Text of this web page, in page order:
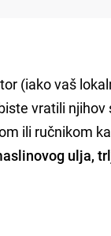
(iako vaš
vratili njihov
ili ručnikom
ulja,